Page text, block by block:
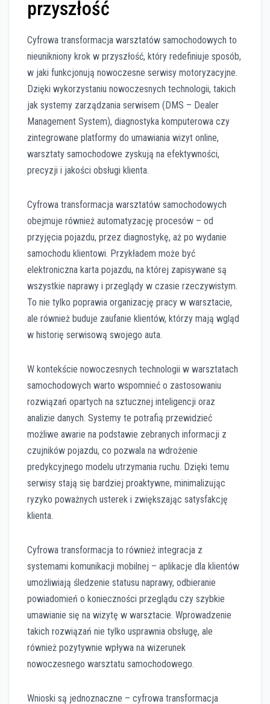
przyszłość
Cyfrowa transformacja warsztatów samochodowych to
nieunikniony krok w przyszłość, który redefiniuje sposób,
w jaki funkcjonują nowoczesne serwisy motoryzacyjne.
Dzięki wykorzystaniu nowoczesnych technologii, takich
jak systemy zarządzania serwisem (DMS – Dealer
Management System), diagnostyka komputerowa czy
zintegrowane platformy do umawiania wizyt online,
warsztaty samochodowe zyskują na efektywności,
precyzji i jakości obsługi klienta.
Cyfrowa transformacja warsztatów samochodowych
obejmuje również automatyzację procesów – od
przyjęcia pojazdu, przez diagnostykę, aż po wydanie
samochodu klientowi. Przykładem może być
elektroniczna karta pojazdu, na której zapisywane są
wszystkie naprawy i przeglądy w czasie rzeczywistym.
To nie tylko poprawia organizację pracy w warsztacie,
ale również buduje zaufanie klientów, którzy mają wgląd
w historię serwisową swojego auta.
W kontekście nowoczesnych technologii w warsztatach
samochodowych warto wspomnieć o zastosowaniu
rozwiązań opartych na sztucznej inteligencji oraz
analizie danych. Systemy te potrafią przewidzieć
możliwe awarie na podstawie zebranych informacji z
czujników pojazdu, co pozwala na wdrożenie
predykcyjnego modelu utrzymania ruchu. Dzięki temu
serwisy stają się bardziej proaktywne, minimalizując
ryzyko poważnych usterek i zwiększając satysfakcję
klienta.
Cyfrowa transformacja to również integracja z
systemami komunikacji mobilnej – aplikacje dla klientów
umożliwiają śledzenie statusu naprawy, odbieranie
powiadomień o konieczności przeglądu czy szybkie
umawianie się na wizytę w warsztacie. Wprowadzenie
takich rozwiązań nie tylko usprawnia obsługę, ale
również pozytywnie wpływa na wizerunek
nowoczesnego warsztatu samochodowego.
Wnioski są jednoznaczne – cyfrowa transformacja